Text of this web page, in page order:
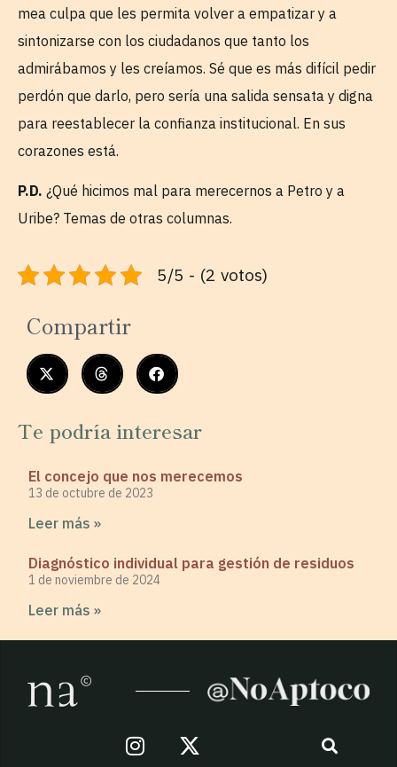
mea culpa que les permita volver a empatizar y a
sintonizarse con los ciudadanos que tanto los
admirábamos y les creíamos. Sé que es más difícil pedir
perdón que darlo, pero sería una salida sensata y digna
para reestablecer la confianza institucional. En sus
corazones está.
P.D. ¿Qué hicimos mal para merecernos a Petro y a
Uribe? Temas de otras columnas.
5/5 - (2 votos)
Compartir
Te podría interesar
El concejo que nos merecemos
13 de octubre de 2023
Leer más »
Diagnóstico individual para gestión de residuos
1 de noviembre de 2024
Leer más »